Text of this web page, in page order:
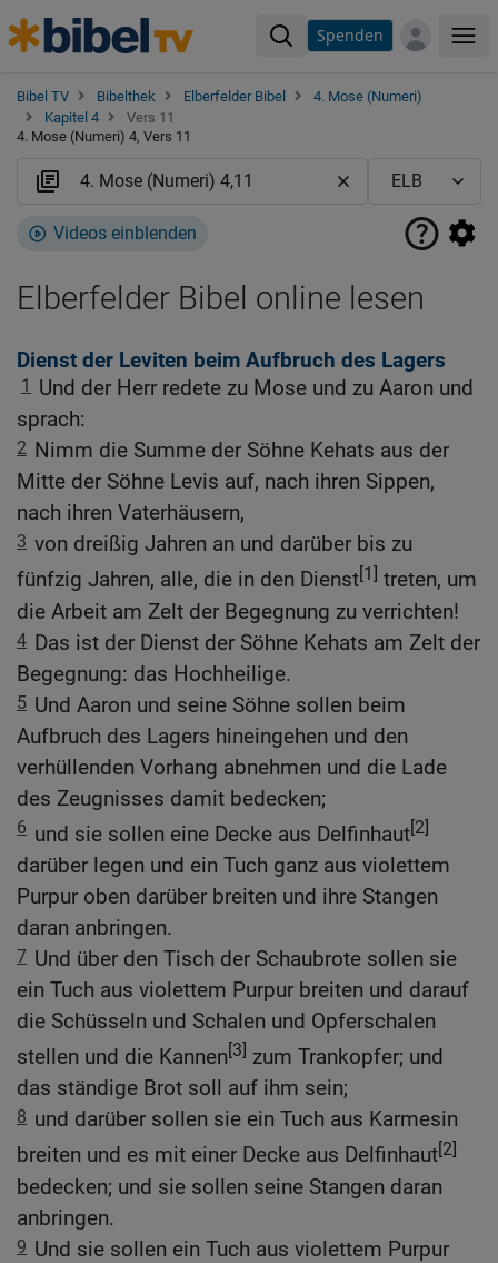
Spenden
Bibel TV Bibelthek Elberfelder Bibel
4. Mose (Numeri)
Kapitel 4
Vers 11
4. Mose (Numeri) 4, Vers 11
Videos einblenden
Elberfelder Bibel online lesen
Dienst der Leviten beim Aufbruch des Lagers
1
Und der Herr redete zu Mose und zu Aaron und
sprach:
2 Nimm die Summe der Söhne Kehats aus der
Mitte der Söhne Levis auf, nach ihren Sippen,
nach ihren Vaterhäusern,
3 von dreißig Jahren an und darüber bis zu
fünfzig Jahren, alle, die in den Dienst[1] treten, um
die Arbeit am Zelt der Begegnung zu verrichten!
4 Das ist der Dienst der Söhne Kehats am Zelt der
Begegnung: das Hochheilige.
5 Und Aaron und seine Söhne sollen beim
Aufbruch des Lagers hineingehen und den
verhüllenden Vorhang abnehmen und die Lade
des Zeugnisses damit bedecken;
6 und sie sollen eine Decke aus Delfinhaut[2]
darüber legen und ein Tuch ganz aus violettem
Purpur oben darüber breiten und ihre Stangen
daran anbringen.
7 Und über den Tisch der Schaubrote sollen sie
ein Tuch aus violettem Purpur breiten und darauf
die Schüsseln und Schalen und Opferschalen
stellen und die Kannen[3] zum Trankopfer; und
das ständige Brot soll auf ihm sein;
8 und darüber sollen sie ein Tuch aus Karmesin
breiten und es mit einer Decke aus Delfinhaut[2]
bedecken; und sie sollen seine Stangen daran
anbringen.
9 Und sie sollen ein Tuch aus violettem Purpur